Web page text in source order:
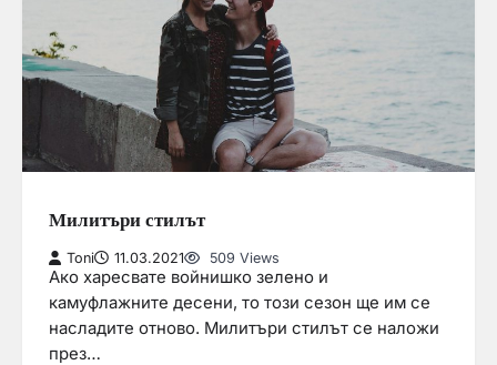
Милитъри стилът
Toni 11.03.2021 509 Views
Ако харесвате войнишко зелено и
камуфлажните десени, то този сезон ще им се
насладите отново. Милитъри стилът се наложи
през…